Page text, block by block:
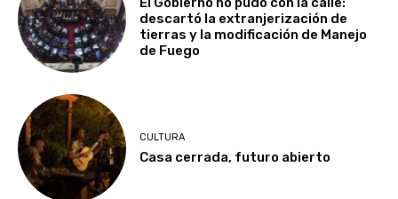
descartó la extranjerización de
tierras y la modificación de Manejo
de Fuego
CULTURA
Casa cerrada, futuro abierto